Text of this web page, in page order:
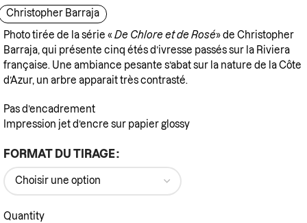
Christopher Barraja
Photo tirée de la série « De Chlore et de Rosé» de Christopher
Barraja, qui présente cinq étés d’ivresse passés sur la Riviera
française. Une ambiance pesante s’abat sur la nature de la Côte
d’Azur, un arbre apparait très contrasté.
Pas d’encadrement
Impression jet d’encre sur papier glossy
FORMAT DU TIRAGE
Quantity